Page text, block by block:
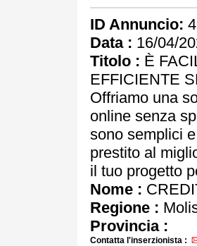
ID Annuncio:
Data : 16/04/
Titolo : È
EFFICIENTE
Offriamo una
online senza
sono semplici
prestito al
il tuo progetto
Nome :
Regione :
Provincia :
Contatta l'inserzionista :